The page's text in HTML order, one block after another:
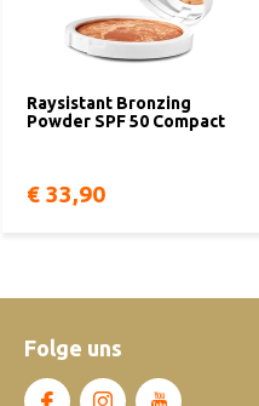
Raysistant Bronzing
Powder SPF 50 Compact
€ 33,90
Folge uns